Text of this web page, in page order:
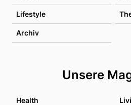
Lifestyle
Archiv
Unsere
Health